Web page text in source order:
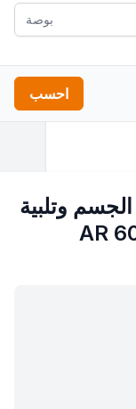
بوصة
احسب
وتلبية